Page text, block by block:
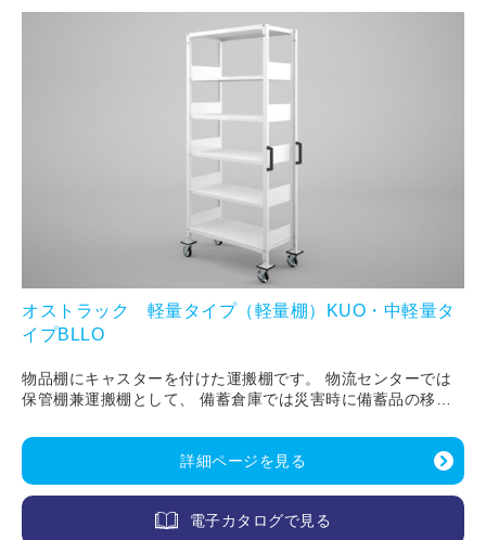
オストラック 軽量タイプ（軽量棚）KUO・中軽量タ
イプBLLO
物品棚にキャスターを付けた運搬棚です。 物流センターでは
保管棚兼運搬棚として、 備蓄倉庫では災害時に備蓄品の移し
詳細ページを見る
電子カタログで見る